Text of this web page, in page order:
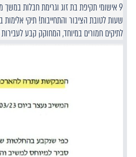
9 אישומי תקיפת בת זוג וגרימת חבלות
שעות לטובת הציבור והתחייבות! תיקי
לתיקים חמורים במיוחד, המחוקק קבע